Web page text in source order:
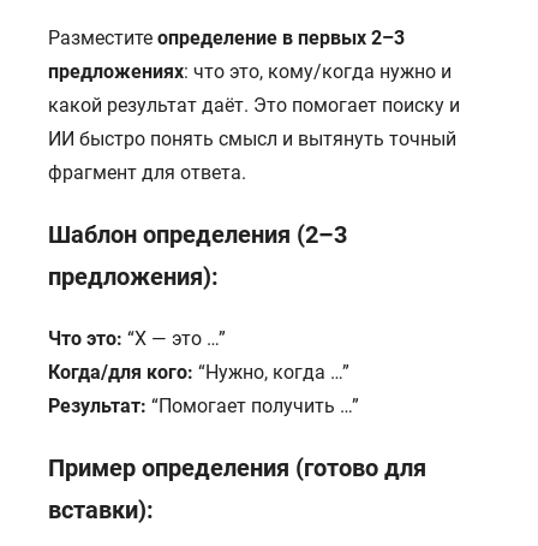
Разместите определение в первых 2–3
предложениях: что это, кому/когда нужно и
какой результат даёт. Это помогает поиску и
ИИ быстро понять смысл и вытянуть точный
фрагмент для ответа.
Шаблон определения (2–3
предложения):
Что это: “X — это …”
Когда/для кого: “Нужно, когда …”
Результат: “Помогает получить …”
Пример определения (готово для
вставки):